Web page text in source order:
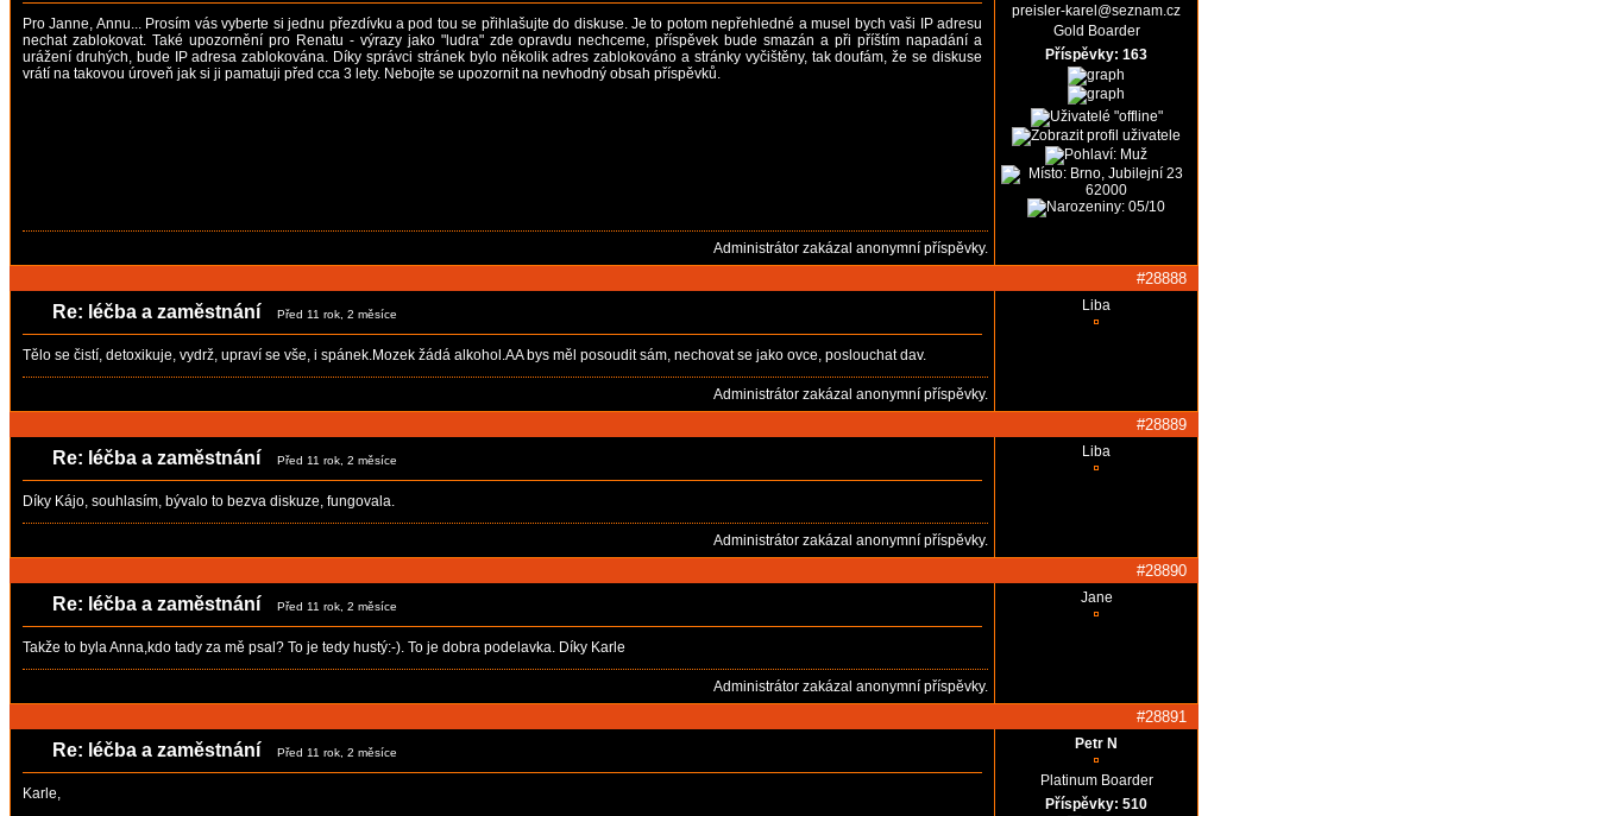
Pro Janne, Annu... Prosím vás vyberte si jednu přezdívku a pod tou se přihlašujte do diskuse. Je to potom nepřehledné a musel bych vaši IP adresu
nechat zablokovat. Také upozornění pro Renatu - výrazy jako "ludra" zde opravdu nechceme, příspěvek bude smazán a při příštím napadání a
urážení druhých, bude IP adresa zablokována. Díky správci stránek bylo několik adres zablokováno a stránky vyčištěny, tak doufám, že se diskuse
vrátí na takovou úroveň jak si ji pamatuji před cca 3 lety. Nebojte se upozornit na nevhodný obsah příspěvků.
preisler-karel@seznam.cz
Gold Boarder
Příspěvky: 163
Administrátor zakázal anonymní příspěvky.
#28888
Re: léčba a zaměstnání Před 11 rok, 2 měsíce
Tělo se čistí, detoxikuje, vydrž, upraví se vše, i spánek.Mozek žádá alkohol.AA bys měl posoudit sám, nechovat se jako ovce, poslouchat dav.
Liba
Administrátor zakázal anonymní příspěvky.
#28889
Re: léčba a zaměstnání Před 11 rok, 2 měsíce
Díky Kájo, souhlasím, bývalo to bezva diskuze, fungovala.
Liba
Administrátor zakázal anonymní příspěvky.
#28890
Re: léčba a zaměstnání Před 11 rok, 2 měsíce
Takže to byla Anna,kdo tady za mě psal? To je tedy hustý:-). To je dobra podelavka. Díky Karle
Jane
Administrátor zakázal anonymní příspěvky.
#28891
Re: léčba a zaměstnání Před 11 rok, 2 měsíce
Karle,
Petr N
Platinum Boarder
Příspěvky: 510